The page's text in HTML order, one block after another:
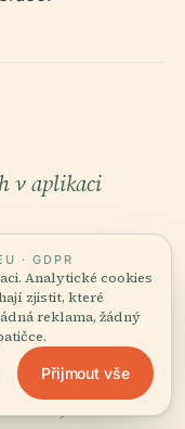
v aplikaci
· GDPR
Analytické cookies
zjistit, které
reklama, žádný
Přijmout vše